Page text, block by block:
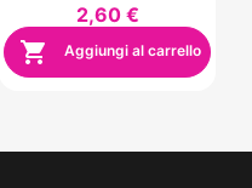
2,60 €
 Aggiungi al carrello